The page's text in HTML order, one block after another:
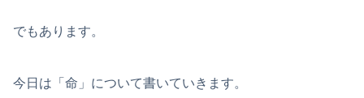
でもあります。
今日は「命」について書いていきます。